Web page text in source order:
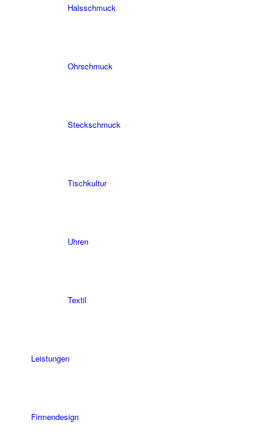
Halsschmuck
Ohrschmuck
Steckschmuck
Tischkultur
Uhren
Textil
Leistungen
Firmendesign